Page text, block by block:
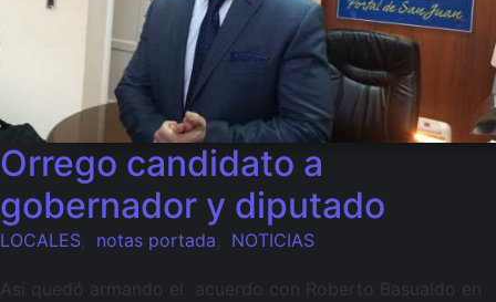
Orrego candidato a
gobernador y diputado
LOCALES notas portada NOTICIAS
Así quedó armando el acuerdo con Roberto Basualdo en